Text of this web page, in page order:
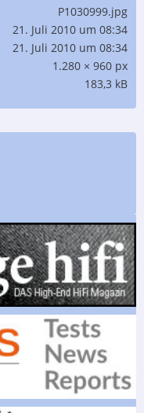
P1030999.jpg
21. Juli 2010 um 08:34
21. Juli 2010 um 08:34
1.280 × 960 px
183,3 kB